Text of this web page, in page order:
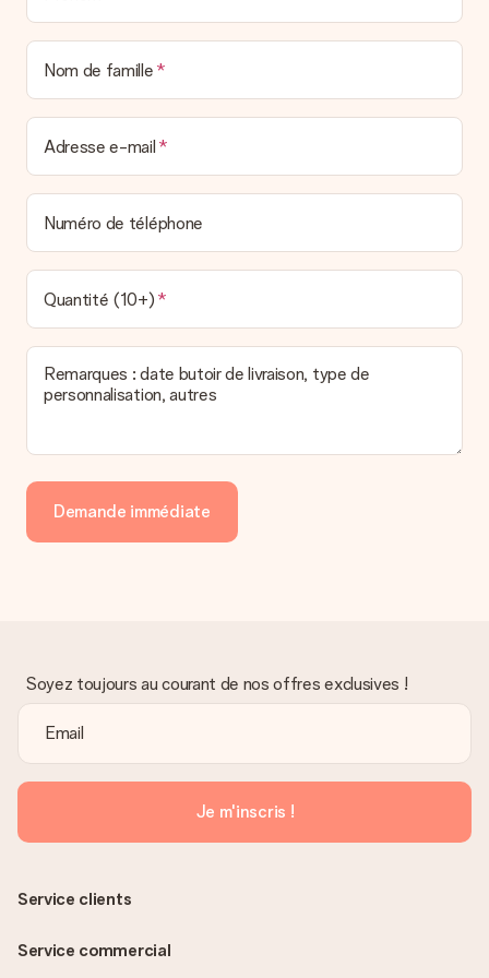
Nom de famille
Adresse e-mail
Numéro de téléphone
Quantité (10+)
Remarques : date butoir de livraison, type de
personnalisation, autres
Demande immédiate
Soyez toujours au courant de nos offres exclusives !
Je m'inscris !
Service clients
Service commercial